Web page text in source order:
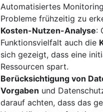
Automatisiertes
Probleme frühzeitig zu
Kosten-Nutzen-Analyse:
Funktionsvielfalt auch die
sich gezeigt, dass eine
Ressourcen spart.
Berücksichtigung von
Vorgaben und
darauf achten, dass das